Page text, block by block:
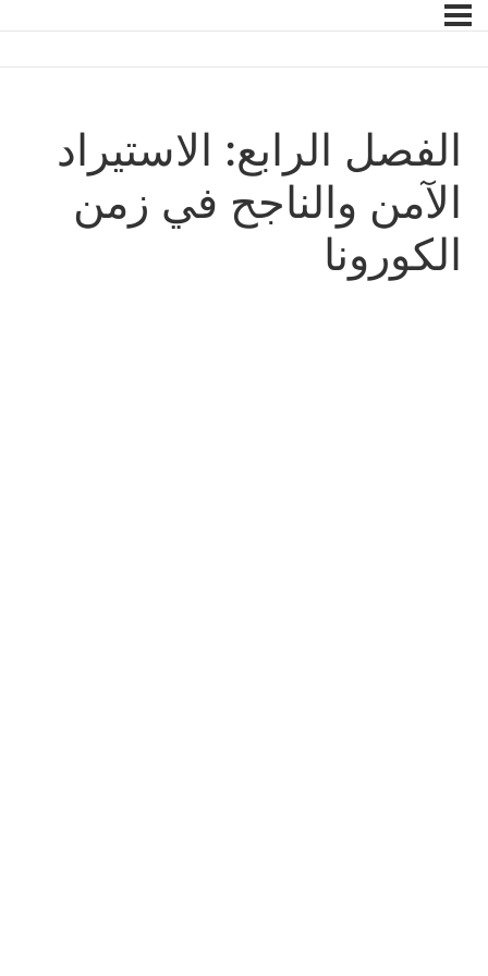
الفصل الرابع: الاستيراد
الآمن والناجح في زمن
الكورونا